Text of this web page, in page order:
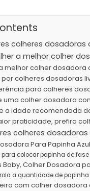
colheres dosadoras
a melhor colher
melhor colher
colheres dosadoras
para colheres
uma colher dosadora
a idade recomendada
praticidade, prefira
colheres dosadoras
Para Papinha
para colocar papinha de fase
Baby, Colher Dosadora
a quantidade de
com colher